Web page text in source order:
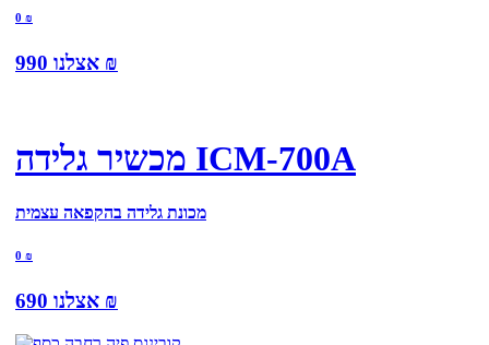
0 ₪
אצלנו 990 ₪
מכשיר גלידה ICM-700A
מכונת גלידה בהקפאה עצמית
0 ₪
אצלנו 690 ₪